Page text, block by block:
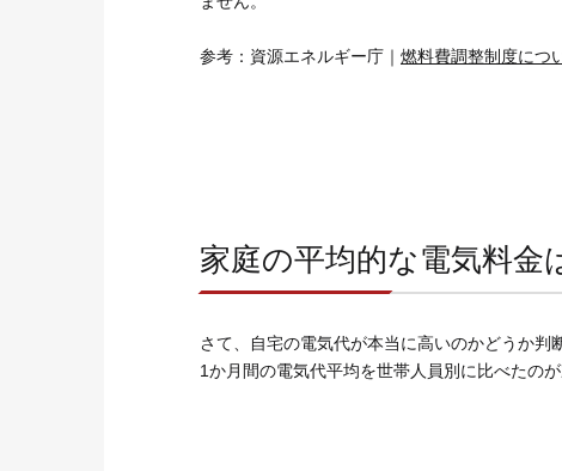
参考：資源エネルギー庁｜ 燃料費調整制度につ
家庭の平均的な電気料金
さて、自宅の電気代が本当に高いのかどうか判
1か月間の電気代平均を世帯人員別に比べたのが